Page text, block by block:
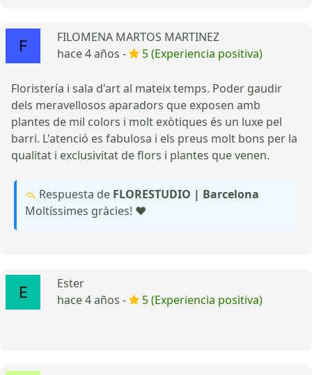
FILOMENA MARTOS MARTINEZ
hace 4 años -
5 (Experiencia positiva)
Floristería i sala d'art al mateix temps. Poder gaudir
dels meravellosos aparadors que exposen amb
plantes de mil colors i molt exòtiques és un luxe pel
barri. L'atenció es fabulosa i els preus molt bons per la
qualitat i exclusivitat de flors i plantes que venen.
Respuesta de FLORESTUDIO | Barcelona
Moltíssimes gràcies! ❤️
Ester
hace 4 años -
5 (Experiencia positiva)